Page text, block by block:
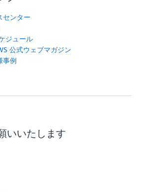
センター
ジュール
公式ウェブマガジン
事例
いいたします